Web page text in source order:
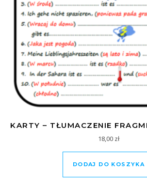
KARTY – TŁUMACZENIE
18,00 zł
DODAJ DO KOSZYKA